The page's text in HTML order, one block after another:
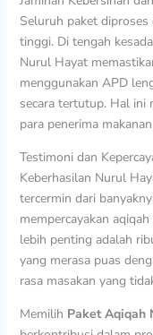
Seluruh paket
tinggi. Di tengah
Nurul Hayat
menggunakan APD
secara tertutup. Hal ini
para penerima
Testimoni dan
Keberhasilan Nurul
tercermin dari
mempercayakan
lebih penting adalah
yang merasa puas
rasa masakan yang
Memilih Paket Aqiqah